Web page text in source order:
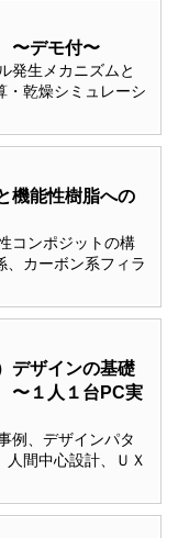
〜デモ付〜
発生メカニズムと
・乾燥シミュレーシ
機能性樹脂への
コンポジットの構
、カーボン系フィラ
デザインの基礎
〜１人１台PC実
例、デザインパタ
人間中心設計、ＵＸ